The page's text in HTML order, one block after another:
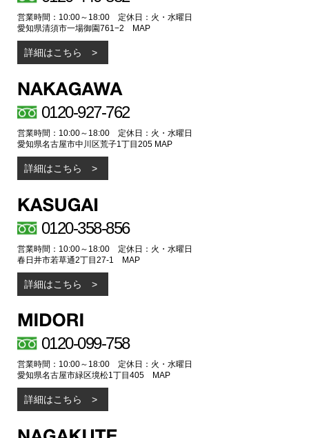
営業時間：10:00～18:00 定休日：火・水曜日
愛知県清須市一場御園761−2 MAP
詳細はこちら
0120-927-762
営業時間：10:00～18:00 定休日：火・水曜日
愛知県名古屋市中川区荒子1丁目205 MAP
詳細はこちら
0120-358-856
営業時間：10:00～18:00 定休日：火・水曜日
春日井市若草通2丁目27-1 MAP
詳細はこちら
0120-099-758
営業時間：10:00～18:00 定休日：火・水曜日
愛知県名古屋市緑区境松1丁目405
MAP
詳細はこちら